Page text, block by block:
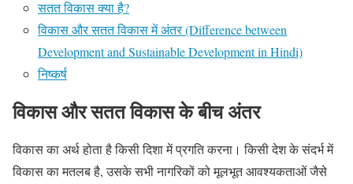
सतत विकास क्या है?
विकास और सतत विकास में अंतर (Difference between
Development and Sustainable Development in Hindi)
निष्कर्ष
विकास और सतत विकास के बीच अंतर
विकास का अर्थ होता है किसी दिशा में प्रगति करना। किसी देश के संदर्भ में
विकास का मतलब है, उसके सभी नागरिकों को मूलभूत आवश्यकताओं जैसे